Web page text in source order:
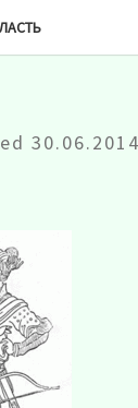
30.06.2014